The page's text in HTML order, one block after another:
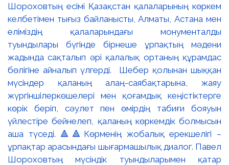
Шороховтың есімі Қазақстан қалаларының көркем
келбетімен тығыз байланысты, Алматы, Астана мен
еліміздің қалаларындағы монументалды
туындылары бүгінде бірнеше ұрпақтың мәдени
жадында сақталып әрі қалалық ортаның құрамдас
бөлігіне айналып үлгерді. Шебер қолынан шыққан
мүсіндер қаланың алаң-саябақтарына, жаяу
жүргіншілеркөшелері мен қоғамдық кеңістіктерге
көрік беріп, сәулет пен өмірдің табиғи бояуын
үйлестіре бейнелеп, қаланың көркемдік болмысын
аша түседі. 🔺🔺Көрменің жобалық ерекшелігі –
ұрпақтар арасындағы шығармашылық диалог. Павел
Шороховтың мүсіндік туындыларымен қатар